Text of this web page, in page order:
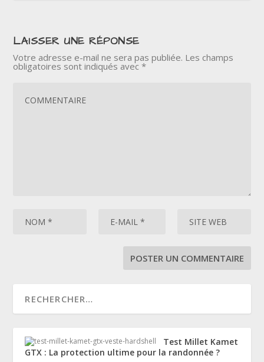
LAISSER UNE RÉPONSE
Votre adresse e-mail ne sera pas publiée. Les champs
obligatoires sont indiqués avec*
Test Millet Kamet
GTX : La protection ultime pour la randonnée ?